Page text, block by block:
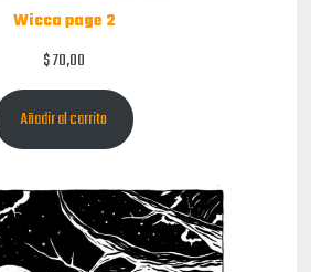
Wicca page 2
$70,00
Añadir al carrito